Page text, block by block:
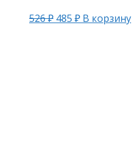
526₽ 485 ₽ В корзину